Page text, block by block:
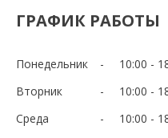
ГРАФИК РАБОТЫ
Понедельник 10:00
Вторник
10:00
Среда
10:00